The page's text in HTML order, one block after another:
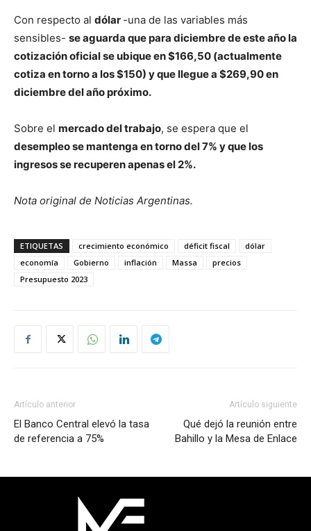
Con respecto al dólar -una de las variables más
sensibles- se aguarda que para diciembre de este año la
cotización oficial se ubique en $166,50 (actualmente
cotiza en torno a los $150) y que llegue a $269,90 en
diciembre del año próximo.
Sobre el mercado del trabajo, se espera que el
desempleo se mantenga en torno del 7% y que los
ingresos se recuperen apenas el 2%.
Nota original de Noticias Argentinas.
ETIQUETAS crecimiento económico déficit fiscal
dólar
economía
Gobierno inflación Massa
precios
Presupuesto 2023
Artículo anterior
El Banco Central elevó la tasa
de referencia a 75%
Artículo siguiente
Qué dejó la reunión entre
Bahillo y la Mesa de Enlace